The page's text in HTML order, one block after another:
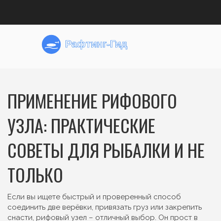
ПРИМЕНЕНИЕ РИФОВОГО
УЗЛА: ПРАКТИЧЕСКИЕ
СОВЕТЫ ДЛЯ РЫБАЛКИ И НЕ
ТОЛЬКО
Если вы ищете быстрый и проверенный способ
соединить две верёвки, привязать груз или закрепить
снасти, рифовый узел – отличный выбор. Он прост в